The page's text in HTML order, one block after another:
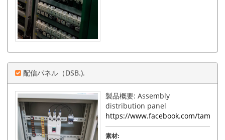
配信パネル（DSB.).
製品概要: Assembly
distribution panel
https://www.facebook.com/
素材: